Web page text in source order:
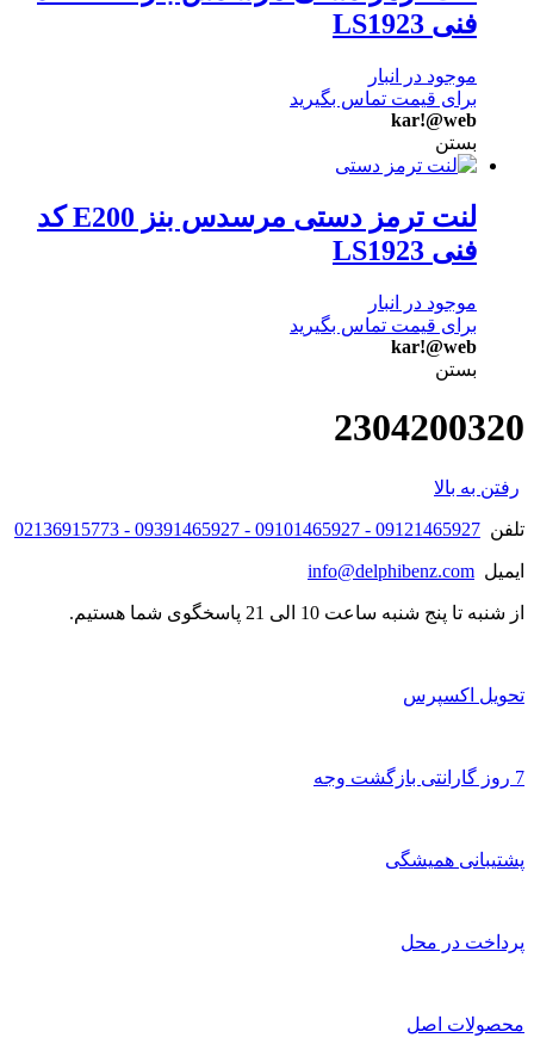
فنی LS1923
موجود در انبار
برای قیمت تماس بگیرید
kar!@web
بستن
لنت ترمز دستی مرسدس بنز E200 کد
فنی LS1923
موجود در انبار
برای قیمت تماس بگیرید
kar!@web
بستن
2304200320
رفتن به بالا
تلفن 09121465927 - 09101465927 - 09391465927 - 02136915773
ایمیل info@delphibenz.com
از شنبه تا پنج شنبه ساعت 10 الی 21 پاسخگوی شما هستیم.
تحویل اکسپرس
7 روز گارانتی بازگشت وجه
پشتیبانی همیشگی
پرداخت در محل
محصولات اصل